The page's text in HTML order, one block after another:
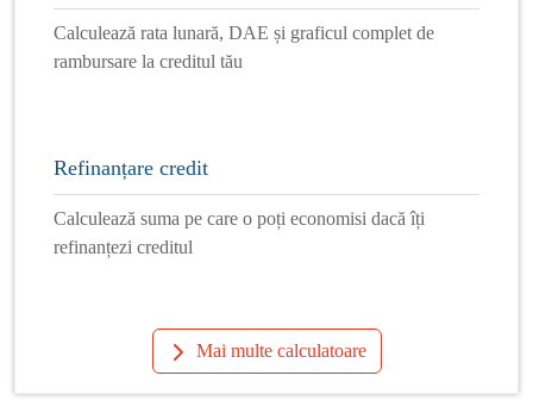
Calculează rata lunară, DAE și graficul complet de
rambursare la creditul tău
Refinanțare credit
Calculează suma pe care o poți economisi dacă îți
refinanțezi creditul
Mai multe calculatoare